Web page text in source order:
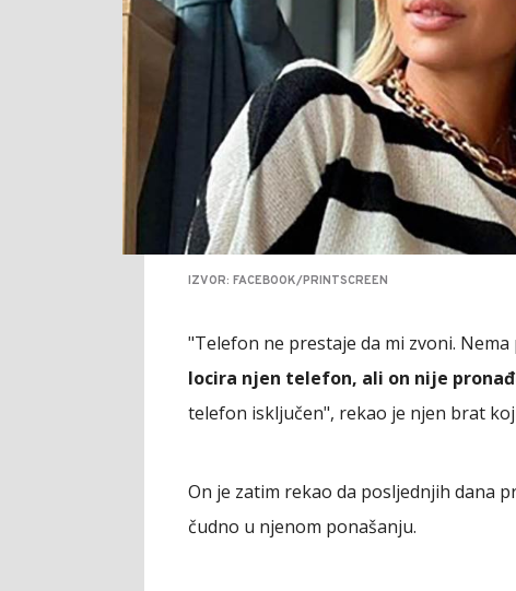
IZVOR: FACEBOOK/PRINTSCREEN
"Telefon ne prestaje da mi zvoni.
locira njen telefon, ali on nije
telefon isključen", rekao je njen brat
On je zatim rekao da posljednjih dana
čudno u njenom ponašanju.